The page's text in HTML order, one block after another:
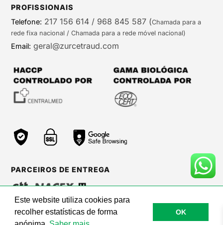
PROFISSIONAIS
Telefone: 217 156 614 / 968 845 587 (Chamada para a
rede fixa nacional / Chamada para a rede móvel nacional)
Email: geral@zurcetraud.com
PARCEIROS DE ENTREGA
©Zurc Etraud |Web Care by BinaryBrigade
Este website utiliza cookies para
recolher estatísticas de forma
OK